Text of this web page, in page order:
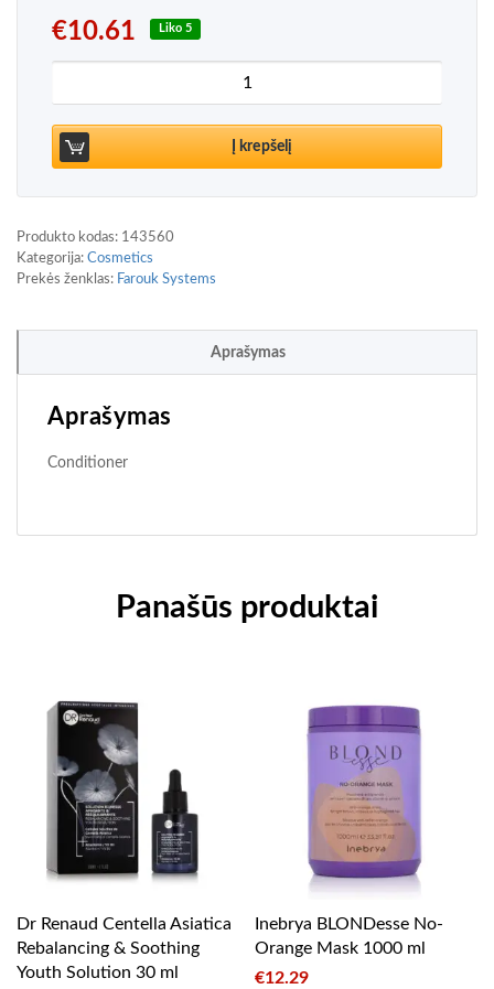
€10.61 Liko 5
produkto kiekis: Farouk Systems CHI Color
Į krepšelį
Produkto kodas: 143560
Kategorija: Cosmetics
Prekės ženklas: Farouk Systems
Aprašymas
Aprašymas
Conditioner
Panašūs produktai
Dr Renaud Centella Asiatica
Rebalancing & Soothing
Youth Solution 30 ml
Inebrya BLONDesse No-
Orange Mask 1000 ml
€12.29